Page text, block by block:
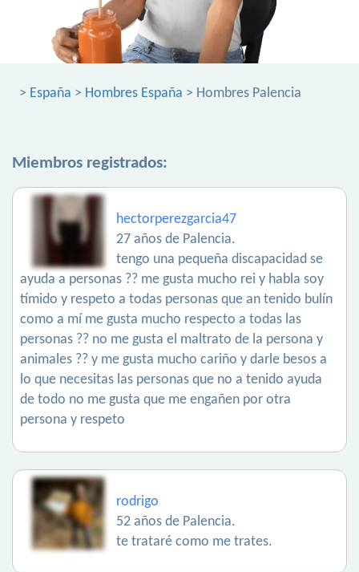
> España > Hombres España > Hombres Palencia
Miembros registrados:
hectorperezgarcia47
27 años de Palencia.
tengo una pequeña discapacidad se
ayuda a personas ?? me gusta mucho rei y habla soy
tímido y respeto a todas personas que an tenido bulín
como a mí me gusta mucho respecto a todas las
personas ?? no me gusta el maltrato de la persona y
animales ?? y me gusta mucho cariño y darle besos a
lo que necesitas las personas que no a tenido ayuda
de todo no me gusta que me engañen por otra
persona y respeto
rodrigo
52 años de Palencia.
te trataré como me trates.